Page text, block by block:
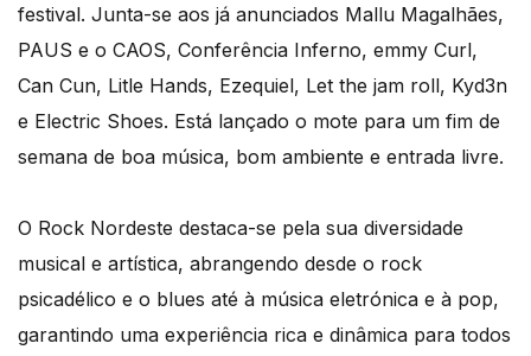
festival. Junta-se aos já anunciados Mallu Magalhães,
PAUS e o CAOS, Conferência Inferno, emmy Curl,
Can Cun, Litle Hands, Ezequiel, Let the jam roll, Kyd3n
e Electric Shoes. Está lançado o mote para um fim de
semana de boa música, bom ambiente e entrada livre.
O Rock Nordeste destaca-se pela sua diversidade
musical e artística, abrangendo desde o rock
psicadélico e o blues até à música eletrónica e à pop,
garantindo uma experiência rica e dinâmica para todos